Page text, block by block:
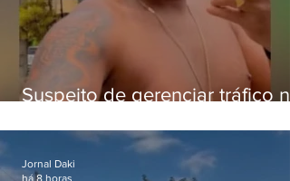
Suspeito de gerenciar tráfico na
foragido
Jornal Daki